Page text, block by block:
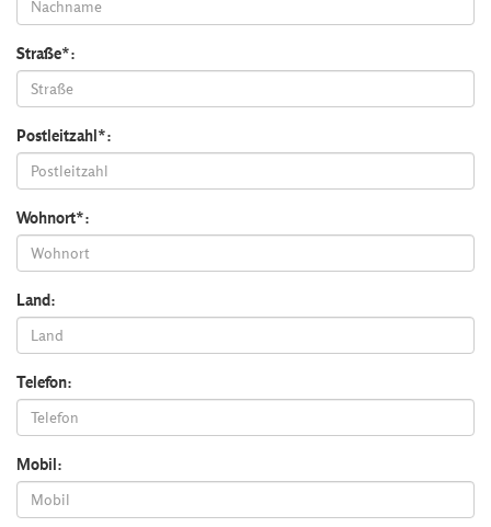
Straße*:
Postleitzahl*:
Wohnort*:
Land:
Telefon:
Mobil: